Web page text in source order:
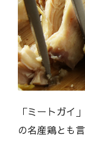
「ミートガイ
の名産鶏とも